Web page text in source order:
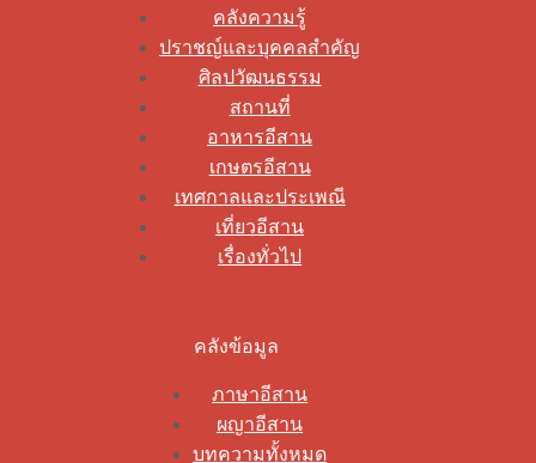
คลังความรู้
ปราชญ์และบุคคลสำคัญ
ศิลปวัฒนธรรม
สถานที่
อาหารอีสาน
เกษตรอีสาน
เทศกาลและประเพณี
เที่ยวอีสาน
เรื่องทั่วไป
คลังข้อมูล
ภาษาอีสาน
ผญาอีสาน
บทความทั้งหมด